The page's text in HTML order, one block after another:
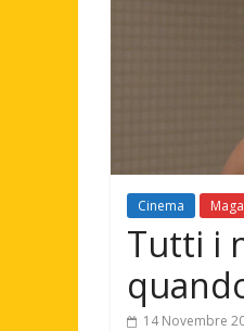
Cinema
Tutti i
14 Novembre